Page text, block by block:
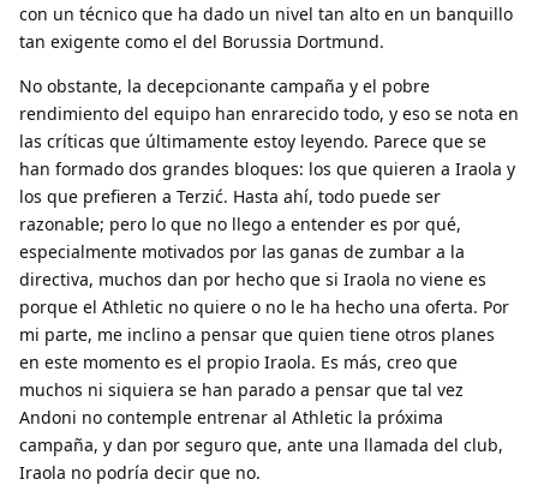
con un técnico que ha dado un nivel tan alto en un banquillo
tan exigente como el del Borussia Dortmund.
No obstante, la decepcionante campaña y el pobre
rendimiento del equipo han enrarecido todo, y eso se nota en
las críticas que últimamente estoy leyendo. Parece que se
han formado dos grandes bloques: los que quieren a Iraola y
los que prefieren a Terzić. Hasta ahí, todo puede ser
razonable; pero lo que no llego a entender es por qué,
especialmente motivados por las ganas de zumbar a la
directiva, muchos dan por hecho que si Iraola no viene es
porque el Athletic no quiere o no le ha hecho una oferta. Por
mi parte, me inclino a pensar que quien tiene otros planes
en este momento es el propio Iraola. Es más, creo que
muchos ni siquiera se han parado a pensar que tal vez
Andoni no contemple entrenar al Athletic la próxima
campaña, y dan por seguro que, ante una llamada del club,
Iraola no podría decir que no.